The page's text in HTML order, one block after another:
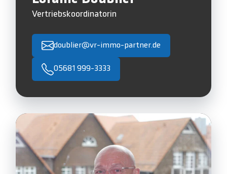
Vertriebskoordinatorin
doublier@vr-immo-partner.de
05681 999-3333